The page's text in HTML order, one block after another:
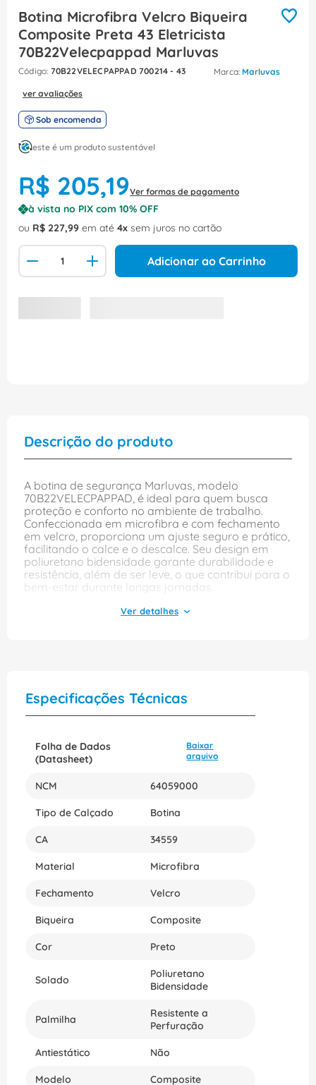
Botina Microfibra Velcro Biqueira
Composite Preta 43 Eletricista
70B22Velecpappad Marluvas
: 70B22VELECPAPPAD 700214 - 43 Marluvas
ver avaliações
Sob encomenda
este é um produto sustentável
R$ 205,19Ver formas de pagamento
à vista no PIX com 10% OFF
ou R$ 227,99 em até 4 sem juros no cartão
Adicionar ao Carrinho
Descrição do produto
A botina de segurança Marluvas, modelo
70B22VELECPAPPAD, é ideal para quem busca
proteção e conforto no ambiente de trabalho.
Confeccionada em microfibra e com fechamento
em velcro, proporciona um ajuste seguro e prático,
facilitando o calce e o descalce. Seu design em
poliuretano bidensidade garante durabilidade e
resistência, além de ser leve, o que contribui para o
bem-estar durante longas jornadas.
Este calçado conta com biqueira em composite e
ambientes industriais. Com o modelo
70B22VELECPAPPAD, você garante proteção sem
Especificações Técnicas
Folha de Dados
(Datasheet)
Baixar
arquivo
NCM 64059000
Tipo de Calçado Botina
CA 34559
Material Microfibra
Fechamento Velcro
Biqueira Composite
Cor Preto
Solado
Poliuretano
Bidensidade
Palmilha
Resistente a
Perfuração
Antiestático Não
Modelo Composite